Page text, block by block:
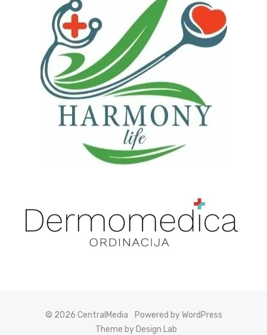
© 2026 CentralMedia
Powered by WordPress
Theme by Design Lab